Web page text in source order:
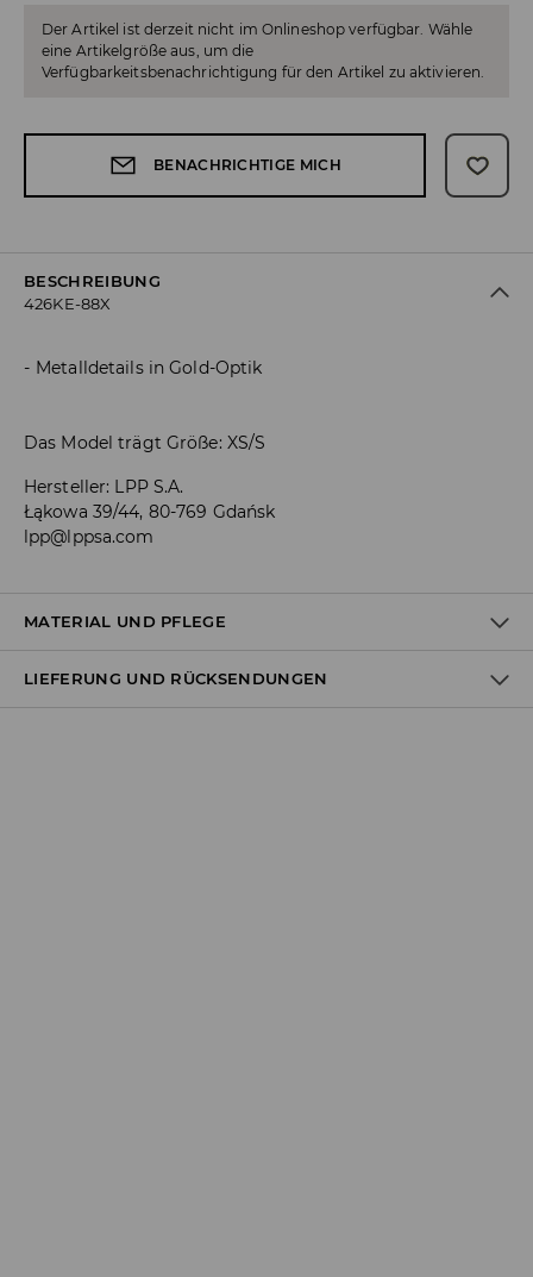
Der Artikel ist derzeit nicht im Onlineshop verfügbar. Wähle
eine Artikelgröße aus, um die
Verfügbarkeitsbenachrichtigung für den Artikel zu aktivieren.
BENACHRICHTIGE MICH
BESCHREIBUNG
426KE-88X
Metalldetails in Gold-Optik
Das Model trägt Größe: XS/S
Hersteller: LPP S.A.
Łąkowa 39/44, 80-769 Gdańsk
lpp@lppsa.com
MATERIAL UND PFLEGE
ERSTER ARTIKEL: 95% POLYURETHAN, 5% POLYESTER
LIEFERUNG UND RÜCKSENDUNGEN